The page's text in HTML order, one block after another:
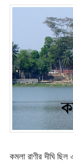
কমলা রাণীর দীঘি ছিল